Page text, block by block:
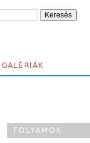
GALÉRIÁK
FOLYAMOK